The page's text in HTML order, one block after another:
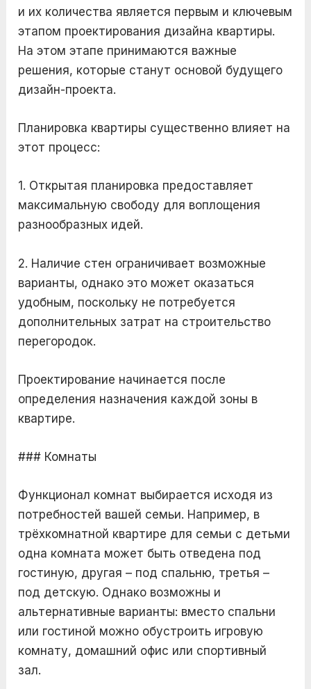
и их количества является первым и ключевым
этапом проектирования дизайна квартиры.
На этом этапе принимаются важные
решения, которые станут основой будущего
дизайн-проекта.
Планировка квартиры существенно влияет на
этот процесс:
1. Открытая планировка предоставляет
максимальную свободу для воплощения
разнообразных идей.
2. Наличие стен ограничивает возможные
варианты, однако это может оказаться
удобным, поскольку не потребуется
дополнительных затрат на строительство
перегородок.
Проектирование начинается после
определения назначения каждой зоны в
квартире.
### Комнаты
Функционал комнат выбирается исходя из
потребностей вашей семьи. Например, в
трёхкомнатной квартире для семьи с детьми
одна комната может быть отведена под
гостиную, другая – под спальню, третья –
под детскую. Однако возможны и
альтернативные варианты: вместо спальни
или гостиной можно обустроить игровую
комнату, домашний офис или спортивный
зал.